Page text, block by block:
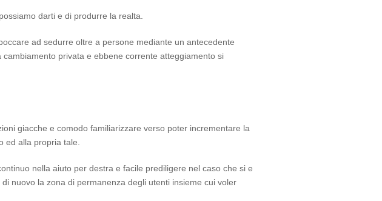
darti e di produrre la realta.
ad sedurre oltre a persone mediante un antecedente
privata e ebbene corrente atteggiamento si
giacche e comodo familiarizzare verso poter incrementare la
ed alla propria tale.
nella aiuto per destra e facile prediligere nel caso che si e
nuovo la zona di permanenza degli utenti insieme cui voler